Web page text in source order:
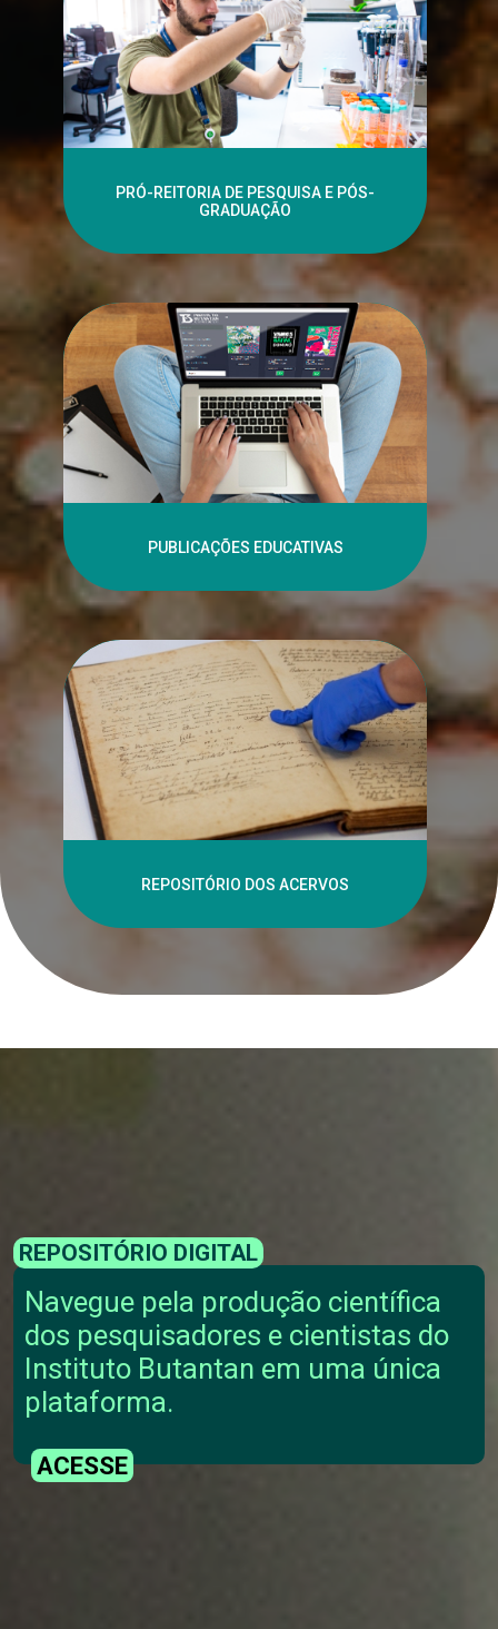
PRÓ-REITORIA DE PESQUISA E PÓS-
GRADUAÇÃO
PUBLICAÇÕES EDUCATIVAS
REPOSITÓRIO DOS ACERVOS
REPOSITÓRIO DIGITAL
Navegue pela produção científica
dos pesquisadores e cientistas do
Instituto Butantan em uma única
plataforma.
ACESSE